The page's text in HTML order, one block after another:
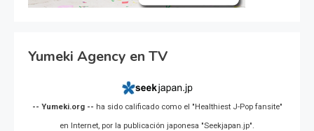
Yumeki Agency en TV
-- Yumeki.org -- ha sido calificado como el "Healthiest J-Pop fansite"
en Internet, por la publicación japonesa "Seekjapan.jp".